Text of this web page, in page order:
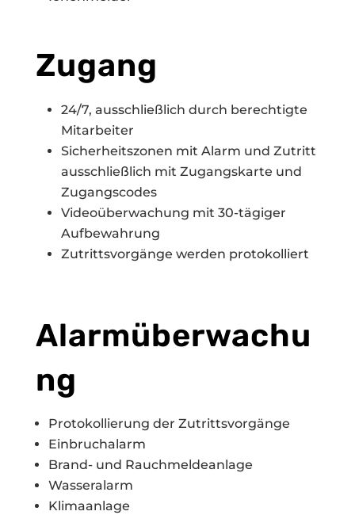
Zugang
24/7, ausschließlich durch berechtigte
Mitarbeiter
Sicherheitszonen mit Alarm und Zutritt
ausschließlich mit Zugangskarte und
Zugangscodes
Videoüberwachung mit 30-tägiger
Aufbewahrung
Zutrittsvorgänge werden protokolliert
Alarmüberwachu
ng
Protokollierung der Zutrittsvorgänge
Einbruchalarm
Brand- und Rauchmeldeanlage
Wasseralarm
Klimaanlage